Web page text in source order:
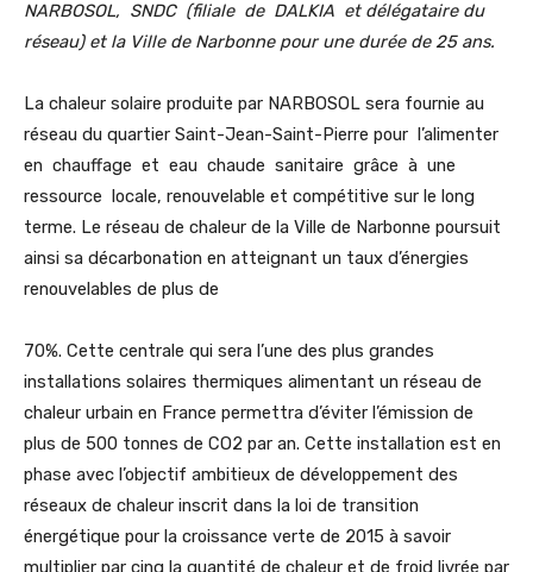
NARBOSOL, SNDC (filiale de DALKIA et délégataire du
réseau) et la Ville de Narbonne pour une durée de 25 ans.
La chaleur solaire produite par NARBOSOL sera fournie au
réseau du quartier Saint-Jean-Saint-Pierre pour l’alimenter
en chauffage et eau chaude sanitaire grâce à une
ressource locale, renouvelable et compétitive sur le long
terme. Le réseau de chaleur de la Ville de Narbonne poursuit
ainsi sa décarbonation en atteignant un taux d’énergies
renouvelables de plus de
70%. Cette centrale qui sera l’une des plus grandes
installations solaires thermiques alimentant un réseau de
chaleur urbain en France permettra d’éviter l’émission de
plus de 500 tonnes de CO2 par an. Cette installation est en
phase avec l’objectif ambitieux de développement des
réseaux de chaleur inscrit dans la loi de transition
énergétique pour la croissance verte de 2015 à savoir